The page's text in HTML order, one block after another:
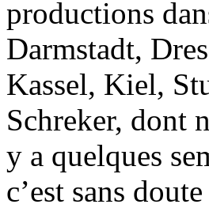
productions
Darmstadt,
Kassel, Kiel,
Schreker, dont
y a quelques
c’est sans